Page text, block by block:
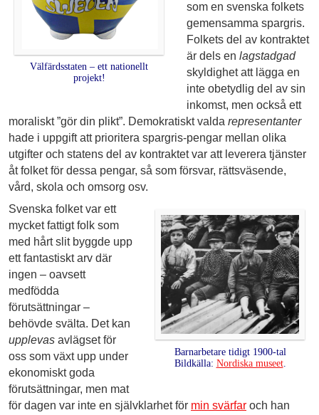
Välfärdsstaten – ett nationellt
projekt!
som en svenska folkets
gemensamma spargris.
Folkets del av kontraktet
är dels en lagstadgad
skyldighet att lägga en
inte obetydlig del av sin
inkomst, men också ett
moraliskt ”gör din plikt”. Demokratiskt valda representanter
hade i uppgift att prioritera spargris-pengar mellan olika
utgifter och statens del av kontraktet var att leverera tjänster
åt folket för dessa pengar, så som försvar, rättsväsende,
vård, skola och omsorg osv.
Barnarbetare tidigt 1900-tal
Bildkälla: Nordiska museet.
Svenska folket var ett
mycket fattigt folk som
med hårt slit byggde upp
ett fantastiskt arv där
ingen – oavsett
medfödda
förutsättningar –
behövde svälta. Det kan
upplevas avlägset för
oss som växt upp under
ekonomiskt goda
förutsättningar, men mat
för dagen var inte en självklarhet för min svärfar och han